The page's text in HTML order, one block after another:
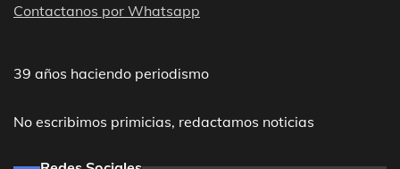
Contactanos por Whatsapp
39 años haciendo periodismo
No escribimos primicias, redactamos noticias